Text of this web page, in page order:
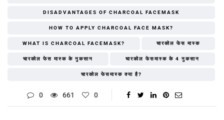
DISADVANTAGES OF CHARCOAL FACEMASK
HOW TO APPLY CHARCOAL FACE MASK?
WHAT IS CHARCOAL FACEMASK? चारकोल फेस मास्क
चारकोल फेस मास्क के नुकसान चारकोल फेसमास्क के 4 नुकसान
चारकोल फेसमास्क क्या है?
0 661 0